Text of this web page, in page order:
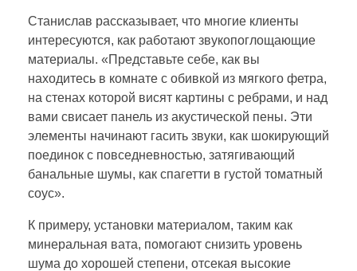
Станислав рассказывает, что многие клиенты
интересуются, как работают звукопоглощающие
материалы. «Представьте себе, как вы
находитесь в комнате с обивкой из мягкого фетра,
на стенах которой висят картины с ребрами, и над
вами свисает панель из акустической пены. Эти
элементы начинают гасить звуки, как шокирующий
поединок с повседневностью, затягивающий
банальные шумы, как спагетти в густой томатный
соус».
К примеру, установки материалом, таким как
минеральная вата, помогают снизить уровень
шума до хорошей степени, отсекая высокие